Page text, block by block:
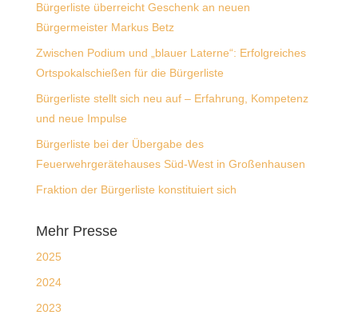
Bürgerliste überreicht Geschenk an neuen
Bürgermeister Markus Betz
Zwischen Podium und „blauer Laterne“: Erfolgreiches
Ortspokalschießen für die Bürgerliste
Bürgerliste stellt sich neu auf – Erfahrung, Kompetenz
und neue Impulse
Bürgerliste bei der Übergabe des
Feuerwehrgerätehauses Süd-West in Großenhausen
Fraktion der Bürgerliste konstituiert sich
Mehr Presse
2025
2024
2023